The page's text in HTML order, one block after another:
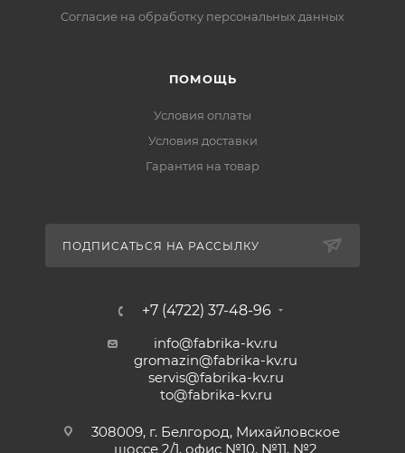
Cогласие на обработку персональных данных
ПОМОЩЬ
Условия оплаты
Условия доставки
Гарантия на товар
ПОДПИСАТЬСЯ НА РАССЫЛКУ
+7 (4722) 37-48-96
info@fabrika-kv.ru
gromazin@fabrika-kv.ru
servis@fabrika-kv.ru
to@fabrika-kv.ru
308009, г. Белгород, Михайловское
шоссе 2/1, офис №10, №11, №2